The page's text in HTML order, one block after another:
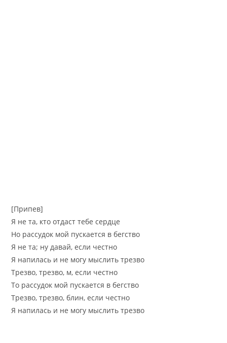
[Припев]
Я не та, кто отдаст тебе сердце
Но рассудок мой пускается в бегство
Я не та; ну давай, если честно
Я напилась и не могу мыслить трезво
Трезво, трезво, м, если честно
То рассудок мой пускается в бегство
Трезво, трезво, блин, если честно
Я напилась и не могу мыслить трезво